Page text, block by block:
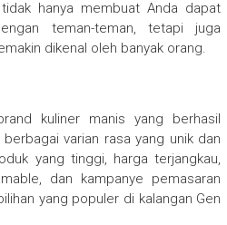
hanya membuat Anda dapat
teman-teman, tetapi juga
dikenal oleh banyak orang.
kuliner manis yang berhasil
varian rasa yang unik dan
yang tinggi, harga terjangkau,
dan kampanye pemasaran
yang populer di kalangan Gen